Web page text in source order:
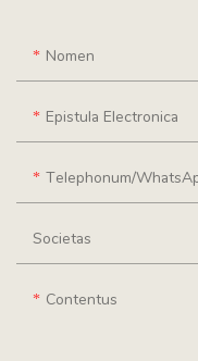
Nomen
Epistula Electronica
Telephonum/
Societas
Contentus